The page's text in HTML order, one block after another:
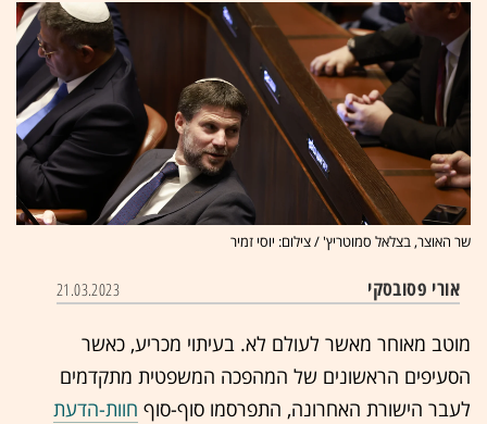
שר האוצר, בצלאל סמוטריץ' / צילום: יוסי זמיר
אורי פסובסקי 21.03.2023
מוטב מאוחר מאשר לעולם לא. בעיתוי מכריע, כאשר
הסעיפים הראשונים של המהפכה המשפטית מתקדמים
לעבר הישורת האחרונה, התפרסמו סוף-סוף חוות-הדעת